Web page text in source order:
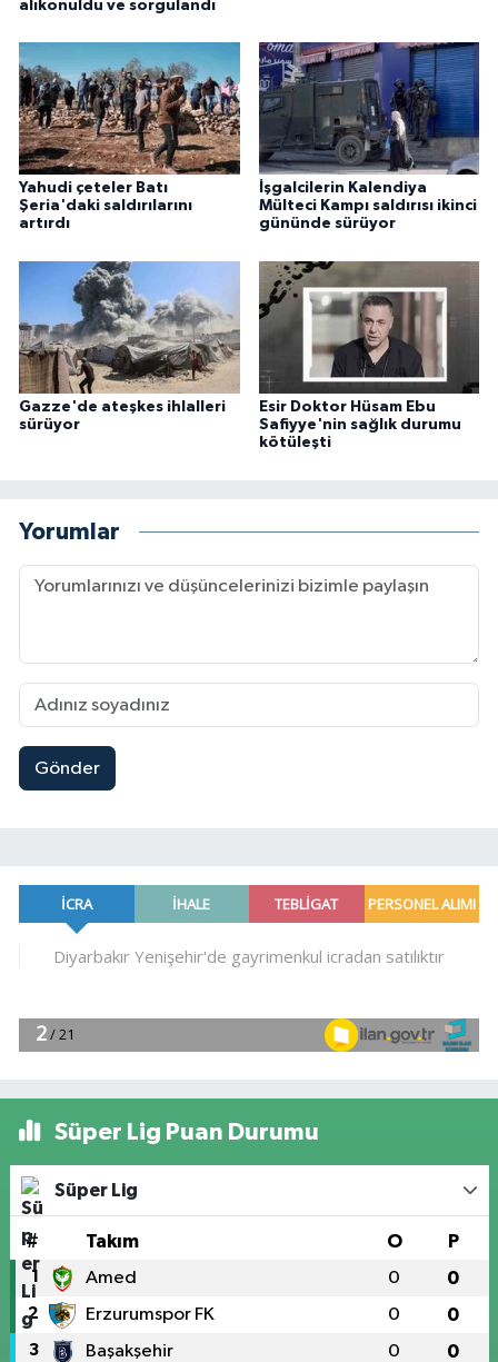
alıkonuldu ve sorgulandı
Yahudi çeteler Batı
Şeria'daki saldırılarını
artırdı
İşgalcilerin Kalendiya
Mülteci Kampı saldırısı ikinci
gününde sürüyor
Gazze'de ateşkes ihlalleri
sürüyor
Esir Doktor Hüsam Ebu
Safiyye'nin sağlık durumu
kötüleşti
Yorumlar
Gönder
Süper Lig Puan Durumu
Süper Lig
# Takım O P
1 Amed 0 0
2 Erzurumspor FK 0 0
3 Başakşehir 0 0